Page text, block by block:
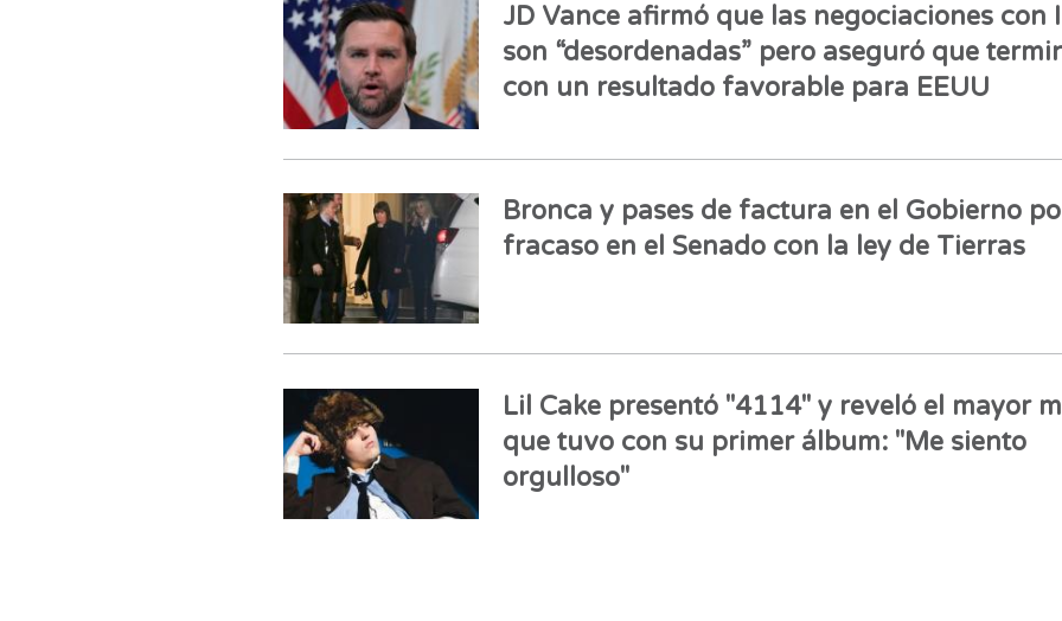
JD Vance afirmó que las negociaciones con
son “desordenadas” pero aseguró que
con un resultado favorable para EEUU
Bronca y pases de factura en el Gobierno
fracaso en el Senado con la ley de Tierras
Lil Cake presentó "4114" y reveló el mayor
que tuvo con su primer álbum: "Me siento
orgulloso"